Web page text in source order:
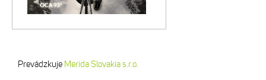
Prevádzkuje Merida Slovakia s.r.o.